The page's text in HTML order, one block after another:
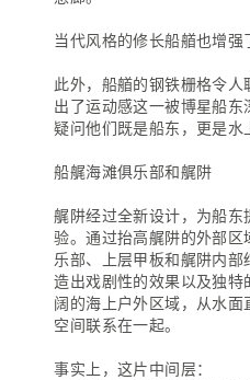
当代风格的修长船艏也增强
此外，船艏的钢铁栅格令
出了运动感这一被博星船
疑问他们既是船东，更是水
船艉海滩俱乐部和艉阱
艉阱经过全新设计，为船
验。通过抬高艉阱的外部
乐部、上层甲板和艉阱内
造出戏剧性的效果以及独
阔的海上户外区域，从水
空间联系在一起。
事实上，这片中间层：